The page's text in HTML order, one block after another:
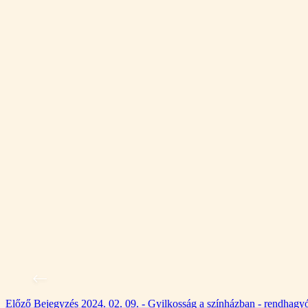
Előző Bejegyzés 2024. 02. 09. - Gyilkosság a színházban -